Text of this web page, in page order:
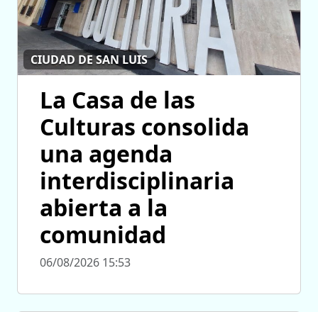
CIUDAD DE SAN LUIS
La Casa de las
Culturas consolida
una agenda
interdisciplinaria
abierta a la
comunidad
06/08/2026 15:53